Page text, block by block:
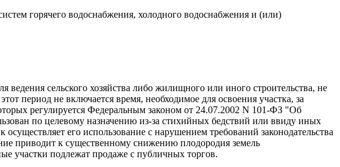
горячего водоснабжения, холодного водоснабжения и (или)
ведения сельского хозяйства либо жилищного или иного строительства, не
период не включается время, необходимое для освоения участка, за
регулируется Федеральным законом от 24.07.2002 N 101-ФЗ "Об
по целевому назначению из-за стихийных бедствий или ввиду иных
его использование с нарушением требований законодательства
приводит к существенному снижению плодородия земель
участки подлежат продаже с публичных торгов.